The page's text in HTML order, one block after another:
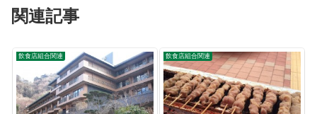
関連記事
飲食店組合関連 飲食店組合関連